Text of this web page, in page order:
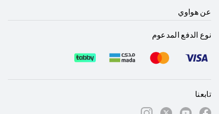
عن هواوي
نوع الدفع المدعوم
تابعنا